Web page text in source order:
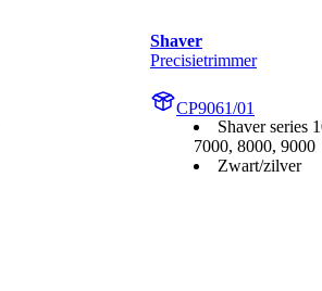
Shaver
Precisietrimmer
CP9061/01
Shaver series
7000, 8000, 9000
Zwart/zilver